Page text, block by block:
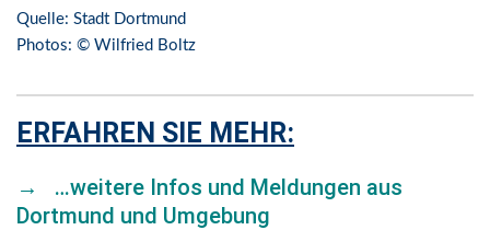
Quelle: Stadt Dortmund
Photos: © Wilfried Boltz
ERFAHREN SIE MEHR:
→ …weitere Infos und Meldungen aus
Dortmund und Umgebung